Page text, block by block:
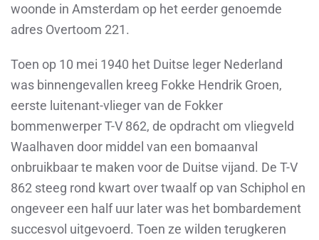
woonde in Amsterdam op het eerder genoemde
adres Overtoom 221.
Toen op 10 mei 1940 het Duitse leger Nederland
was binnengevallen kreeg Fokke Hendrik Groen,
eerste luitenant-vlieger van de Fokker
bommenwerper T-V 862, de opdracht om vliegveld
Waalhaven door middel van een bomaanval
onbruikbaar te maken voor de Duitse vijand. De T-V
862 steeg rond kwart over twaalf op van Schiphol en
ongeveer een half uur later was het bombardement
succesvol uitgevoerd. Toen ze wilden terugkeren